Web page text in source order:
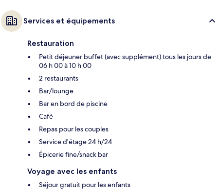
Services et équipements
Restauration
Petit déjeuner buffet (avec supplément) tous les jours de
06 h 00 à 10 h 00
2 restaurants
Bar/lounge
Bar en bord de piscine
Café
Repas pour les couples
Service d'étage 24 h/24
Épicerie fine/snack bar
Voyage avec les enfants
Séjour gratuit pour les enfants